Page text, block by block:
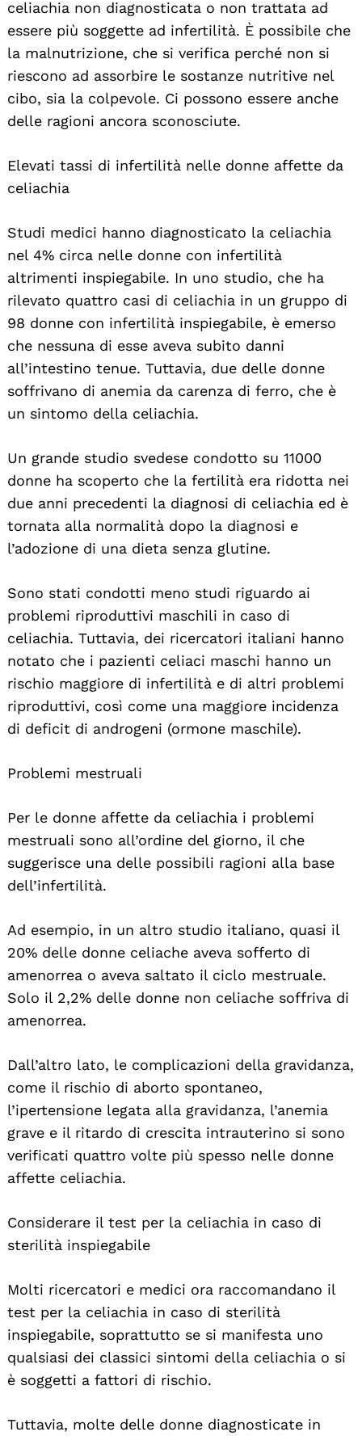
celiachia non diagnosticata o non trattata ad
essere più soggette ad infertilità. È possibile che
la malnutrizione, che si verifica perché non si
riescono ad assorbire le sostanze nutritive nel
cibo, sia la colpevole. Ci possono essere anche
delle ragioni ancora sconosciute.
Elevati tassi di infertilità nelle donne affette da
celiachia
Studi medici hanno diagnosticato la celiachia
nel 4% circa nelle donne con infertilità
altrimenti inspiegabile. In uno studio, che ha
rilevato quattro casi di celiachia in un gruppo di
98 donne con infertilità inspiegabile, è emerso
che nessuna di esse aveva subito danni
all’intestino tenue. Tuttavia, due delle donne
soffrivano di anemia da carenza di ferro, che è
un sintomo della celiachia.
Un grande studio svedese condotto su 11000
donne ha scoperto che la fertilità era ridotta nei
due anni precedenti la diagnosi di celiachia ed è
tornata alla normalità dopo la diagnosi e
l’adozione di una dieta senza glutine.
Sono stati condotti meno studi riguardo ai
problemi riproduttivi maschili in caso di
celiachia. Tuttavia, dei ricercatori italiani hanno
notato che i pazienti celiaci maschi hanno un
rischio maggiore di infertilità e di altri problemi
riproduttivi, così come una maggiore incidenza
di deficit di androgeni (ormone maschile).
Problemi mestruali
Per le donne affette da celiachia i problemi
mestruali sono all’ordine del giorno, il che
suggerisce una delle possibili ragioni alla base
dell’infertilità.
Ad esempio, in un altro studio italiano, quasi il
20% delle donne celiache aveva sofferto di
amenorrea o aveva saltato il ciclo mestruale.
Solo il 2,2% delle donne non celiache soffriva di
amenorrea.
Dall’altro lato, le complicazioni della gravidanza,
come il rischio di aborto spontaneo,
l’ipertensione legata alla gravidanza, l’anemia
grave e il ritardo di crescita intrauterino si sono
verificati quattro volte più spesso nelle donne
affette celiachia.
Considerare il test per la celiachia in caso di
sterilità inspiegabile
Molti ricercatori e medici ora raccomandano il
test per la celiachia in caso di sterilità
inspiegabile, soprattutto se si manifesta uno
qualsiasi dei classici sintomi della celiachia o si
è soggetti a fattori di rischio.
Tuttavia, molte delle donne diagnosticate in
Search